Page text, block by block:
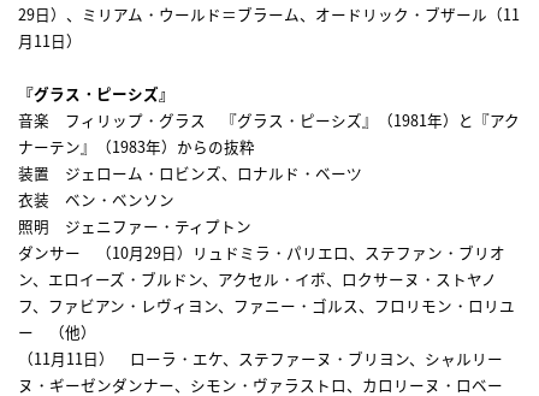
29日）、ミリアム・ウールド＝ブラーム、オードリック・ブザール（11
月11日）
『グラス・ピーシズ』
音楽 フィリップ・グラス 『グラス・ピーシズ』（1981年）と『アク
ナーテン』（1983年）からの抜粋
装置 ジェローム・ロビンズ、ロナルド・ベーツ゚
衣装 ベン・ベンソン
照明 ジェニファー・ティプトン
ダンサー （10月29日）リュドミラ・パリエロ、ステファン・ブリオ
ン、エロイーズ・ブルドン、アクセル・イボ、ロクサーヌ・ストヤノ
フ、ファビアン・レヴィヨン、ファニー・ゴルス、フロリモン・ロリユ
ー （他）
（11月11日） ローラ・エケ、ステファーヌ・ブリヨン、シャルリー
ヌ・ギーゼンダンナー、シモン・ヴァラストロ、カロリーヌ・ロベー